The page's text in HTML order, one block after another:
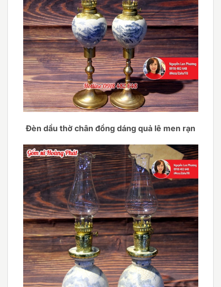
Đèn dầu thờ chân đồng dáng quả lê men rạn